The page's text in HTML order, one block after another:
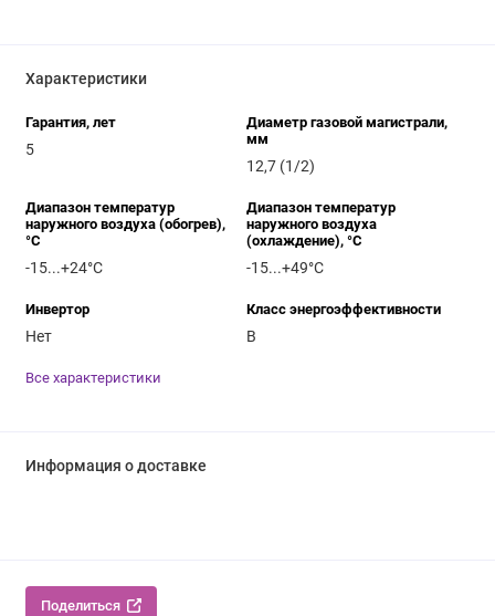
Характеристики
Гарантия, лет
5
Диаметр газовой магистрали,
мм
12,7 (1/2)
Диапазон температур
наружного воздуха (обогрев),
°C
-15...+24°С
Диапазон температур
наружного воздуха
(охлаждение), °C
-15...+49°С
Инвертор
Нет
Класс энергоэффективности
B
Все характеристики
Информация о доставке
Поделиться